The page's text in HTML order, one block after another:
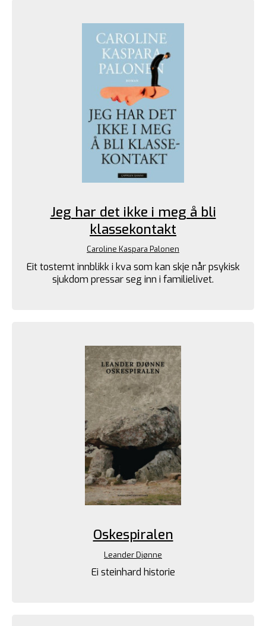
Jeg har det ikke i meg å bli
klassekontakt
Caroline Kaspara Palonen
Eit tostemt innblikk i kva som kan skje når psykisk
sjukdom pressar seg inn i familielivet.
Oskespiralen
Leander Djønne
Ei steinhard historie